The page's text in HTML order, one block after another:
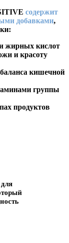
содержит
добавками,
жирных кислот
и красоту
кишечной
группы
продуктов